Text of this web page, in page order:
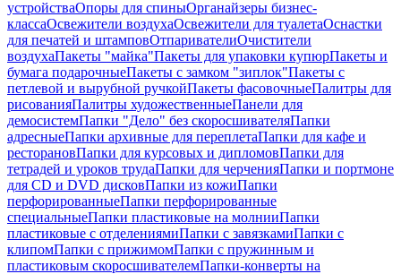
устройстваОпоры для спиныОрганайзеры бизнес-
классаОсвежители воздухаОсвежители для туалетаОснастки
для печатей и штамповОтпаривателиОчистители
воздухаПакеты "майка"Пакеты для упаковки купюрПакеты и
бумага подарочныеПакеты с замком "зиплок"Пакеты с
петлевой и вырубной ручкойПакеты фасовочныеПалитры для
рисованияПалитры художественныеПанели для
демосистемПапки "Дело" без скоросшивателяПапки
адресныеПапки архивные для переплетаПапки для кафе и
ресторановПапки для курсовых и дипломовПапки для
тетрадей и уроков трудаПапки для черченияПапки и портмоне
для CD и DVD дисковПапки из кожиПапки
перфорированныеПапки перфорированные
специальныеПапки пластиковые на молнииПапки
пластиковые с отделениямиПапки с завязкамиПапки с
клипомПапки с прижимомПапки с пружинным и
пластиковым скоросшивателемПапки-конверты на